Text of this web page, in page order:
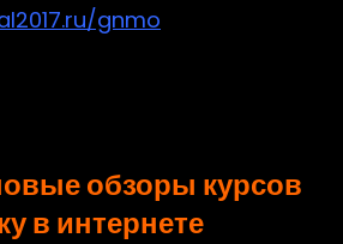
gnmo
обзоры курсов
в интернете